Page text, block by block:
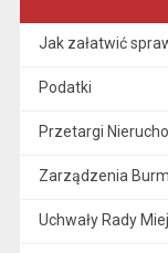
Jak załatwić
Podatki
Przetargi
Zarządzenia
Uchwały Rady